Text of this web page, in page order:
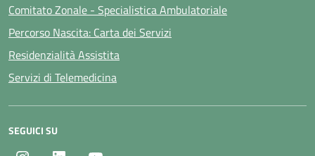
Comitato Zonale - Specialistica Ambulatoriale
Percorso Nascita: Carta dei Servizi
Residenzialità Assistita
Servizi di Telemedicina
SEGUICI SU